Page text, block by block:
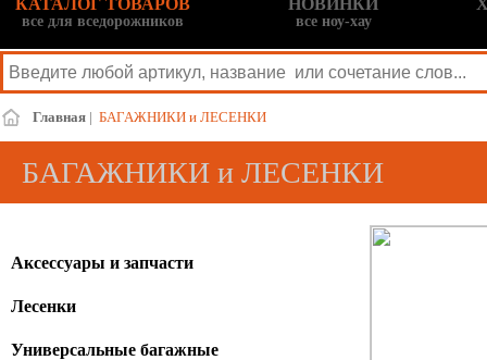
КАТАЛОГ ТОВАРОВ
все для вседорожников
НОВИНКИ
все ноу-хау
Главная | БАГАЖНИКИ и ЛЕСЕНКИ
БАГАЖНИКИ и ЛЕСЕНКИ
Аксессуары и запчасти
Лесенки
Универсальные багажные